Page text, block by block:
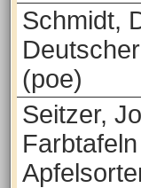
Schmidt,
(poe)
Seitzer,